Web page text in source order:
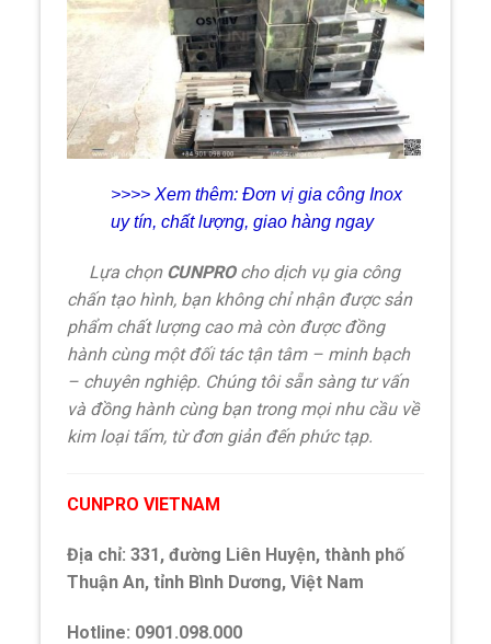
>>>> Xem thêm:Đơn vị gia công Inox
uy tín, chất lượng, giao hàng ngay
Lựa chọn CUNPROcho dịch vụ gia công
chấn tạo hình, bạn không chỉ nhận được sản
phẩm chất lượng cao mà còn được đồng
hành cùng một đối tác tận tâm – minh bạch
– chuyên nghiệp. Chúng tôi sẵn sàng tư vấn
và đồng hành cùng bạn trong mọi nhu cầu về
kim loại tấm, từ đơn giản đến phức tạp.
CUNPRO VIETNAM
Địa chỉ: 331, đường Liên Huyện, thành phố
Thuận An, tỉnh Bình Dương, Việt Nam
Hotline: 0901.098.000